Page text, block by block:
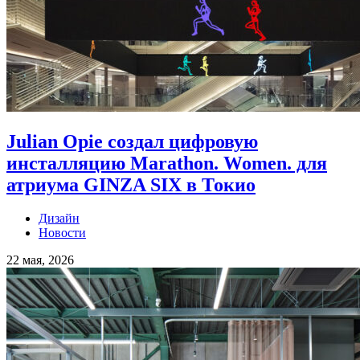
Julian Opie создал цифровую
инсталляцию Marathon. Women. для
атриума GINZA SIX в Токио
Дизайн
Новости
22 мая, 2026